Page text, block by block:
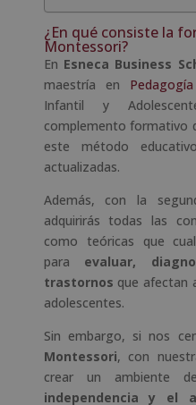
¿En qué consiste la
Montessori?
En Esneca Business
maestría en
Infantil y
complemento formativo
este método
actualizadas.
Además, con la
adquirirás todas las
como teóricas que
para evaluar,
trastornos que afectan
adolescentes.
Sin embargo, si nos
Montessori, con
crear un ambiente
independencia y el